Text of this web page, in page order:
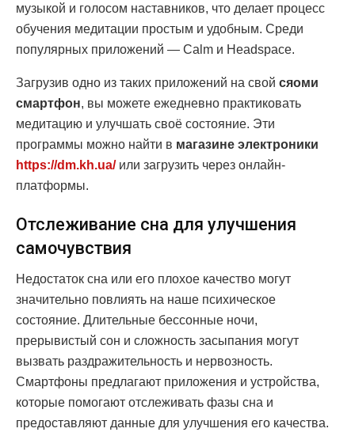
музыкой и голосом наставников, что делает процесс
обучения медитации простым и удобным. Среди
популярных приложений — Calm и Headspace.
Загрузив одно из таких приложений на свой сяоми
смартфон, вы можете ежедневно практиковать
медитацию и улучшать своё состояние. Эти
программы можно найти в магазине электроники
https://dm.kh.ua/или загрузить через онлайн-
платформы.
Отслеживание сна для улучшения
самочувствия
Недостаток сна или его плохое качество могут
значительно повлиять на наше психическое
состояние. Длительные бессонные ночи,
прерывистый сон и сложность засыпания могут
вызвать раздражительность и нервозность.
Смартфоны предлагают приложения и устройства,
которые помогают отслеживать фазы сна и
предоставляют данные для улучшения его качества.